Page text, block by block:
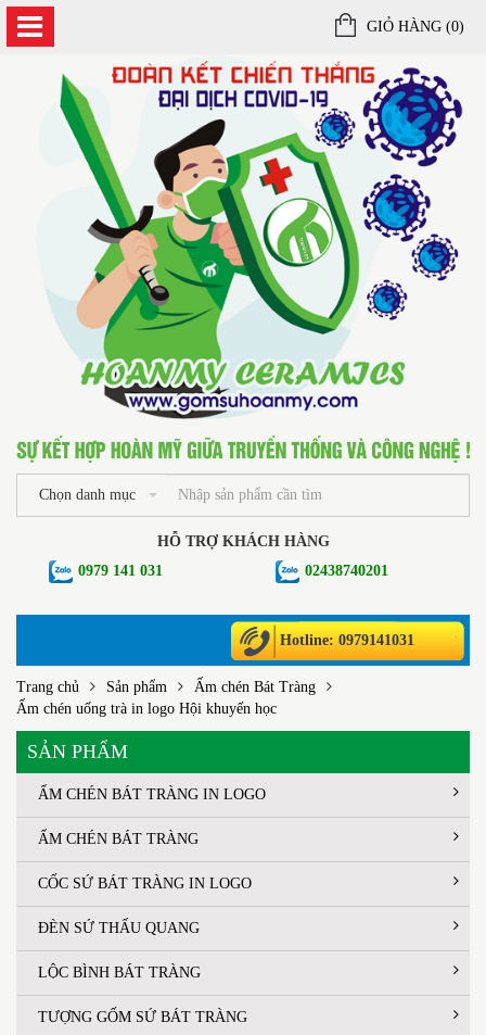
GIỎ HÀNG (0)
Chọn danh mục
HỖ TRỢ KHÁCH HÀNG
0979 141 031
02438740201
Hotline: 0979141031
Trang chủ Sản phẩm
Ấm chén Bát Tràng
Ấm chén uống trà in logo Hội khuyến học
SẢN PHẨM
ẤM CHÉN BÁT TRÀNG IN LOGO
ẤM CHÉN BÁT TRÀNG
CỐC SỨ BÁT TRÀNG IN LOGO
ĐÈN SỨ THẤU QUANG
LỘC BÌNH BÁT TRÀNG
TƯỢNG GỐM SỨ BÁT TRÀNG